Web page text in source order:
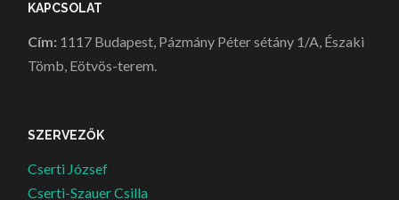
KAPCSOLAT
Cím: 1117 Budapest, Pázmány Péter sétány 1/A, Északi
Tömb, Eötvös-terem.
SZERVEZŐK
Cserti József
Cserti-Szauer Csilla